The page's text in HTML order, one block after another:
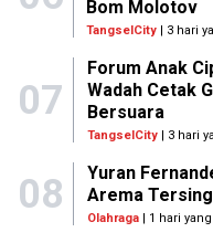
Bom Molotov
TangselCity | 3 hari
07
Forum Anak
Wadah Cetak
Bersuara
TangselCity| 3 hari
08
Yuran
Arema
Olahraga| 1 hari